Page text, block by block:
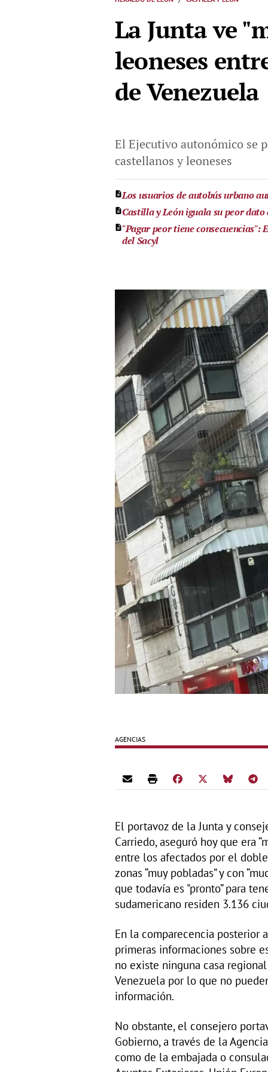
La Junta ve
leoneses
de Venezuela
El Ejecutivo autonómico se
castellanos y leoneses
Los usuarios de autobús urbano
Castilla y León iguala su peor
"Pagar peor tiene consecuencias":
del Sacyl
AGENCIAS
El portavoz de la Junta y
Carriedo, aseguró hoy que era
entre los afectados por el
zonas “muy pobladas” y con
que todavía es "pronto” para
sudamericano residen 3.136
En la comparecencia posterior
primeras informaciones sobre
no existe ninguna casa
Venezuela por lo que no
información.
No obstante, el consejero
Gobierno, a través de la
como de la embajada o